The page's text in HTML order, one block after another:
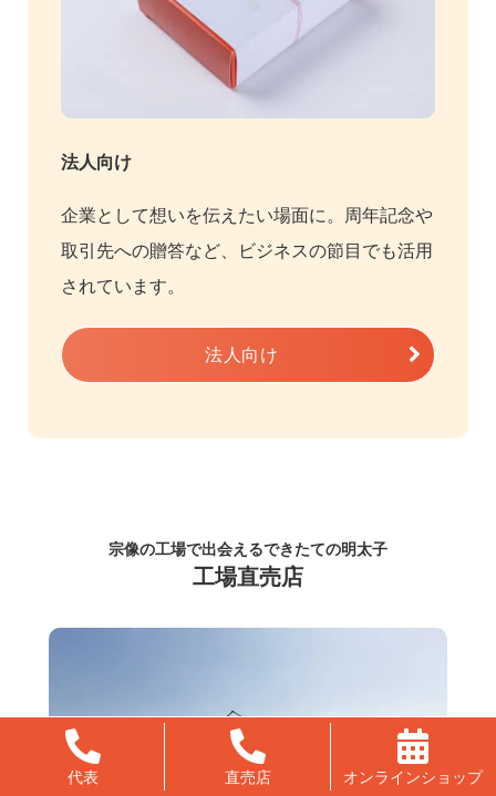
法人向け
企業として想いを伝えたい場面に。周年記念や
取引先への贈答など、ビジネスの節目でも活用
されています。
法人向け
宗像の工場で出会えるできたての明太子
工場直売店
代表 直売店 オンラインショップ